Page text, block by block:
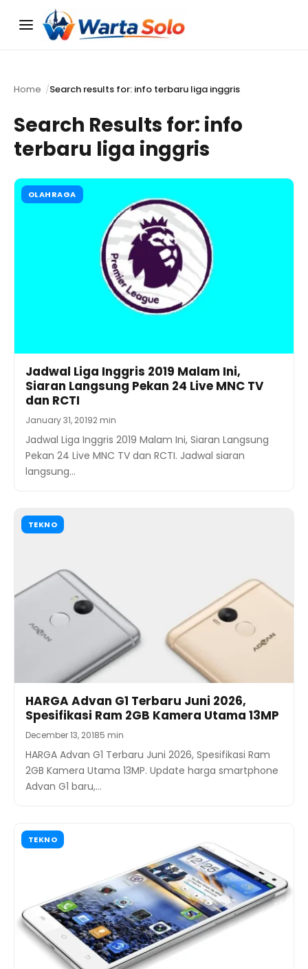
Menu
Home Search results for: info terbaru liga inggris
Search Results for: info
terbaru liga inggris
OLAHRAGA
Jadwal Liga Inggris 2019 Malam Ini,
Siaran Langsung Pekan 24 Live MNC TV
dan RCTI
January 31, 20192 min
Jadwal Liga Inggris 2019 Malam Ini, Siaran Langsung
Pekan 24 Live MNC TV dan RCTI. Jadwal siaran
langsung…
TEKNO
HARGA Advan G1 Terbaru Juni 2026,
Spesifikasi Ram 2GB Kamera Utama 13MP
December 13, 20185 min
HARGA Advan G1 Terbaru Juni 2026, Spesifikasi Ram
2GB Kamera Utama 13MP. Update harga smartphone
Advan G1 baru,…
TEKNO